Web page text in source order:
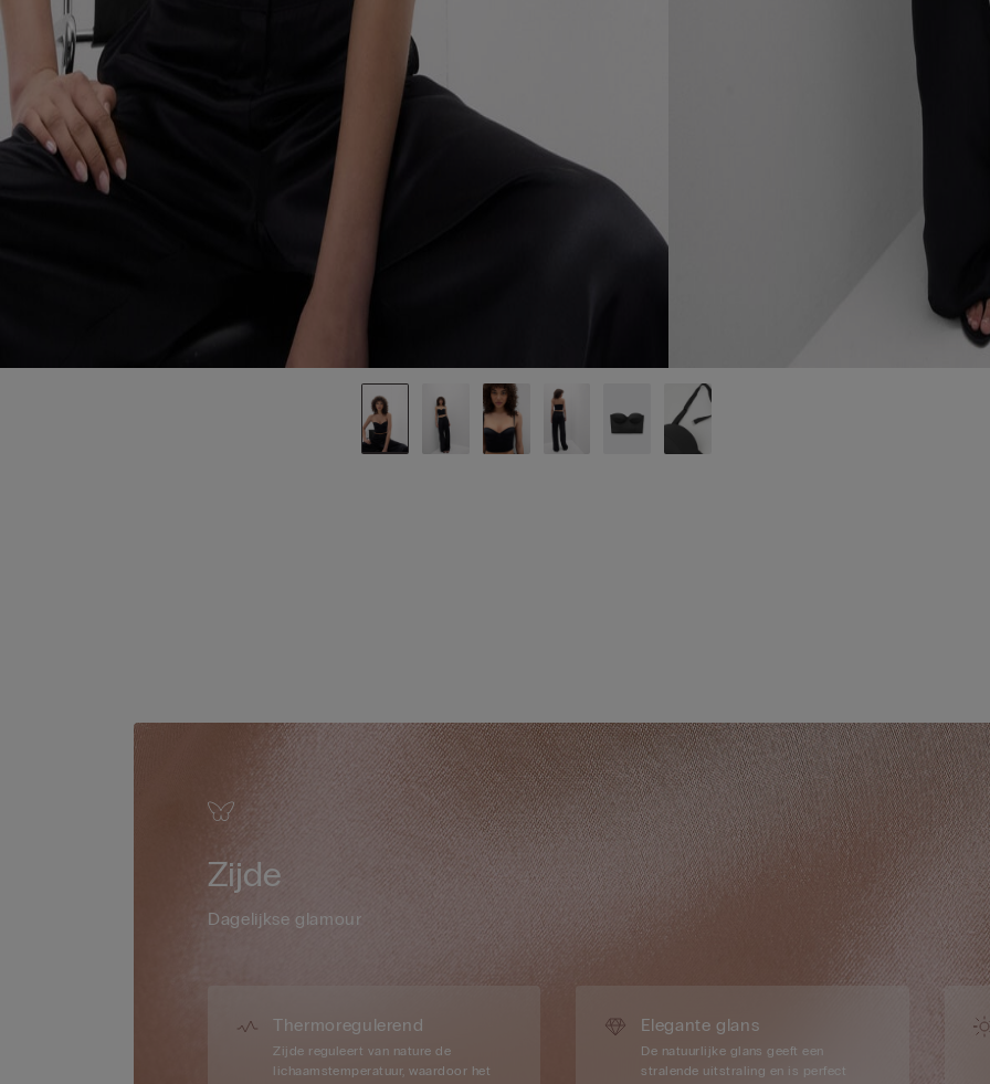
Zijde
Dagelijkse glamour
Thermoregulerend
Zijde reguleert van nature de
lichaamstemperatuur, waardoor het
Elegante glans
De natuurlijke glans geeft een
stralende uitstraling en is perfect